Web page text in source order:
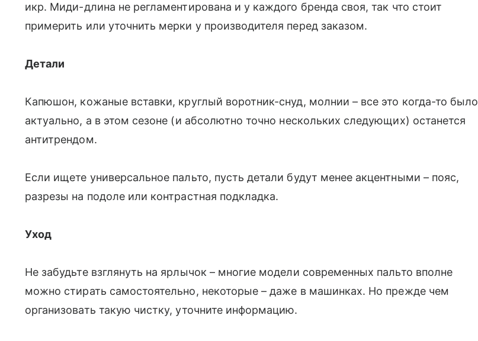
икр. Миди-длина не регламентирована и у каждого бренда своя, так что стоит
примерить или уточнить мерки у производителя перед заказом.
Детали
Капюшон, кожаные вставки, круглый воротник-снуд, молнии – все это когда-то было
актуально, а в этом сезоне (и абсолютно точно нескольких следующих) останется
антитрендом.
Если ищете универсальное пальто, пусть детали будут менее акцентными – пояс,
разрезы на подоле или контрастная подкладка.
Уход
Не забудьте взглянуть на ярлычок – многие модели современных пальто вполне
можно стирать самостоятельно, некоторые – даже в машинках. Но прежде чем
организовать такую чистку, уточните информацию.